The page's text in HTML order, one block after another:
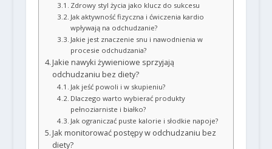
Zdrowy styl życia jako klucz do sukcesu
Jak aktywność fizyczna i ćwiczenia kardio
wpływają na odchudzanie?
Jakie jest znaczenie snu i nawodnienia w
procesie odchudzania?
Jakie nawyki żywieniowe sprzyjają
odchudzaniu bez diety?
Jak jeść powoli i w skupieniu?
Dlaczego warto wybierać produkty
pełnoziarniste i białko?
Jak ograniczać puste kalorie i słodkie napoje?
Jak monitorować postępy w odchudzaniu bez
diety?